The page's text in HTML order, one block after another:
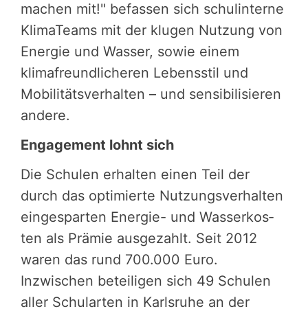
machen mit!" befassen sich schulinterne
KlimaTeams mit der klugen Nutzung von
Energie und Wasser, sowie einem
klimafreundlicheren Lebensstil und
Mobilitätsverhalten – und sensibilisieren
andere.
Engagement lohnt sich
Die Schulen erhalten einen Teil der
durch das optimierte Nutzungs­ver­hal­ten
einge­spar­ten ­Ener­gie- und Wasser­kos­
ten als Prämie ausgezahlt. Seit 2012
waren das rund 700.000 Euro.
Inzwischen beteiligen sich 49 Schulen
aller Schularten in Karlsruhe an der